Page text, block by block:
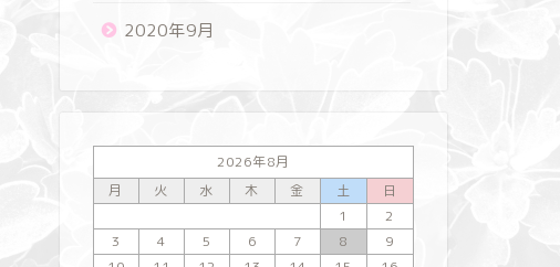
2020年9月
2026年8月
月
火 水 木 金 土
日
1
2
3
4 5 6 7 8
9